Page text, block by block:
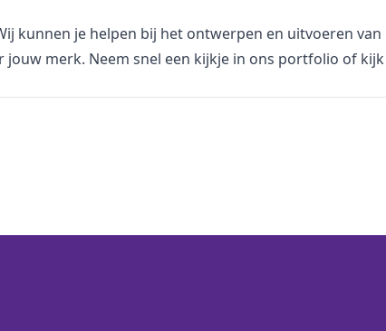
kunnen je helpen bij het ontwerpen en uitvoeren van
merk. Neem snel een kijkje in ons portfolio of